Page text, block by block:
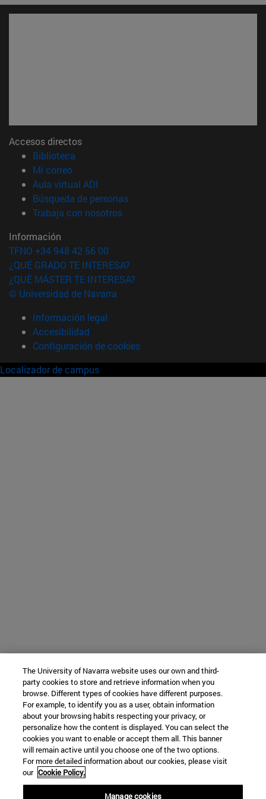
Accesos directos
Biblioteca
Mi correo(abre en nueva ventana)
Aula virtual ADI
Búsqueda de personas(abre en nueva ventana)
Trabaja con nosotros(abre en nueva ventana)
Información
TFNO +34 948 42 56 00
¿QUÉ GRADO TE INTERESA?
¿QUÉ MÁSTER TE INTERESA?
© Universidad de Navarra
Información legal
Accesibilidad
Configuración de cookies
Localizador de campus
The University of Navarra website uses our own and third-
party cookies to store and retrieve information when you
browse. Different types of cookies have different purposes.
For example, to identify you as a user, obtain information
about your browsing habits respecting your privacy, or
personalize how the content is displayed. You can select the
cookies you want to enable or accept them all. This banner
will remain active until you choose one of the two options.
For more detailed information about our cookies, please visit
our Cookie Policy.
Manage cookies